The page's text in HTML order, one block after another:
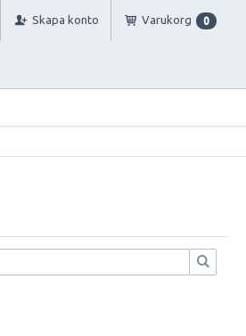
Skapa konto Varukorg 0